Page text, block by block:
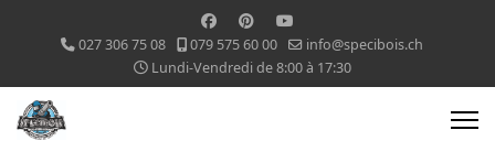
027 306 75 08 079 575 60 00
info@specibois.ch
Lundi-Vendredi de 8:00 à 17:30